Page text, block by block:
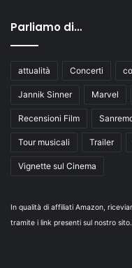
Parliamo di…
attualità Concerti
Jannik Sinner Marvel
Recensioni Film
Tour musicali Trailer
Vignette sul Cinema
In qualità di affiliati Amazon,
tramite i link presenti sul nostro sito.